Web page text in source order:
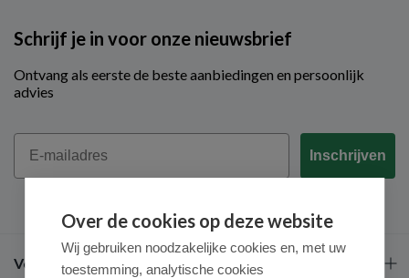
Schrijf je in voor onze nieuwsbrief
Ontvang als eerste de beste aanbiedingen en persoonlijk
advies
Email
Inschrijven
Veel gestelde vragen
Over de cookies op deze website
Wij gebruiken noodzakelijke cookies en, met uw
toestemming, analytische cookies